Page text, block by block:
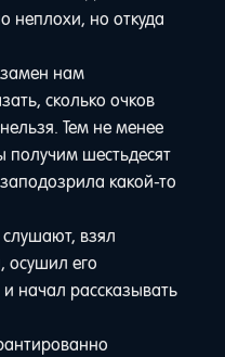
неплохи, но откуда
нам
сколько очков
Тем не менее
получим шестьдесят
какой-то
слушают, взял
осушил его
начал рассказывать